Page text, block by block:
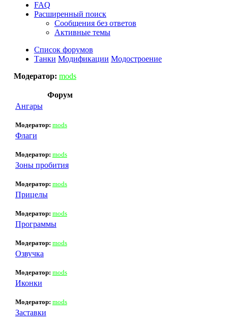
FAQ
Расширенный поиск
Сообщения без ответов
Активные темы
Список форумов
Танки Модификации Модостроение
Модератор: mods
Форум
Ангары
Модератор: mods
Флаги
Модератор: mods
Зоны пробития
Модератор: mods
Прицелы
Модератор: mods
Программы
Модератор: mods
Озвучка
Модератор: mods
Иконки
Модератор: mods
Заставки